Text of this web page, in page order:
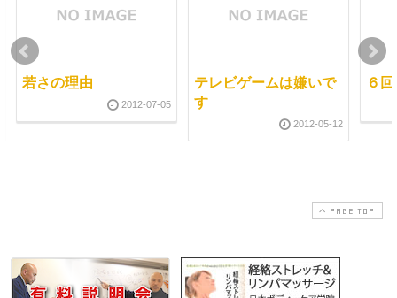
若さの理由
2012-07-05
テレビゲームは嫌いで
す
2012-05-12
６
PAGE TOP